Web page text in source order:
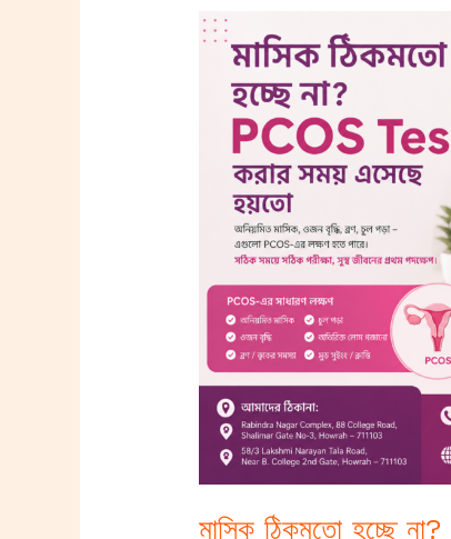
মাসিক ঠিকমতো হচ্ছে
মাসিক
ঠিকমতো
PCOS
Test